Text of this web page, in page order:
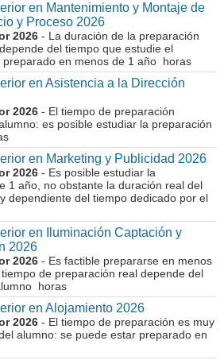
en Mantenimiento y Montaje de
y Proceso 2026
2026 - La duración de la preparación
del tiempo que estudie el
preparado en menos de 1 año horas
en Asistencia a la Dirección
2026 - El tiempo de preparación
es posible estudiar la preparación
en Marketing y Publicidad 2026
2026 - Es posible estudiar la
1 año, no obstante la duración real del
dependiente del tiempo dedicado por el
en Iluminación Captación y
2026
2026 - Es factible prepararse en menos
de preparación real depende del
horas
en Alojamiento 2026
2026 - El tiempo de preparación es muy
alumno: se puede estar preparado en